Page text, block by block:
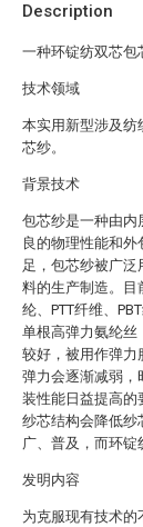
Description
一种环锭纺双芯包
技术领域
本实用新型涉及纺
芯纱。
背景技术
包芯纱是一种由内
良的物理性能和
足，包芯纱被广
料的生产制造。目
纶、PTT纤维、
单根高弹力氨纶丝
较好，被用作弹力
弹力会逐渐减弱，
装性能日益提高的
纱芯结构会降低纱
广、普及，而环锭
发明内容
为克服现有技术的